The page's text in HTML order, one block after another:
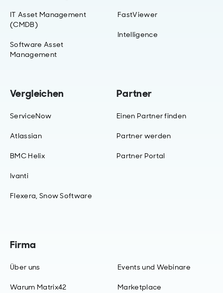
IT Asset Management
(CMDB)
Software Asset
Management
FastViewer
Intelligence
Vergleichen
ServiceNow
Atlassian
BMC Helix
Ivanti
Flexera, Snow Software
Firma
Über uns
Warum Matrix42
Events und Webinare
Marketplace
Partner
Einen Partner finden
Partner werden
Partner Portal